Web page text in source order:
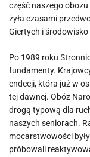
część naszego obozu
żyła czasami
Giertych i środowisko
Po 1989 roku
fundamenty.
endecji, która już w
tej dawnej. Obóz
drogą typową dla
naszych seniorach.
mocarstwowości
próbowali